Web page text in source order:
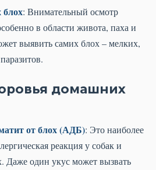
: Внимательный осмотр
в области живота, паха и
выявить самих блох – мелких,
домашних
от блох (АДБ): Это наиболее
реакция у собак и
Даже один укус может вызвать